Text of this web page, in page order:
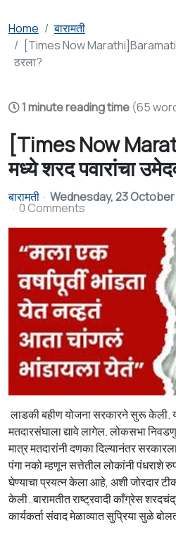
Home
बारामती
[Times Now Marathi]Baramati
ठरला?
1 minute reading time (65
[Times Now
मध्ये शरद पवारांचा
बारामती Wednesday, 23
0 Comments
लाडकी बहीण योजना सरकारने सुरू केली.
मतदारसंघाला द्यावे लागेल. लोकसभा
मात्र मतदारांनी दणका दिल्यानंतर
पंगा नको म्हणून सत्तेतील लोकांनी पंधराशे
घेण्याचा प्रयत्न केला आहे, अशी जोरदार
केली..बारामतीत राष्ट्रवादी काँग्रेस
कार्यकर्ता संवाद मेळाव्यात सुप्रिया सुळे